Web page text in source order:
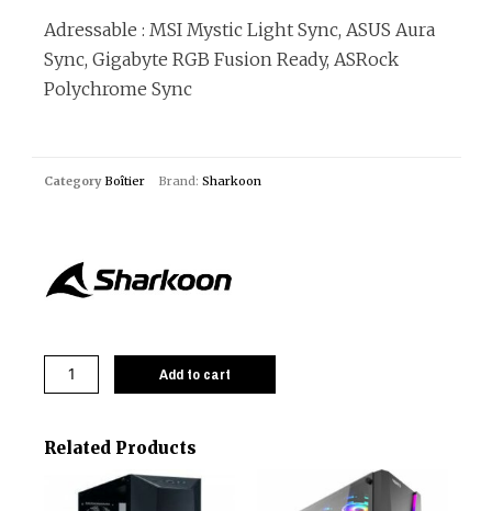
Adressable : MSI Mystic Light Sync, ASUS Aura
Sync, Gigabyte RGB Fusion Ready, ASRock
Polychrome Sync
Category Boîtier Brand: Sharkoon
Add to cart
Related Products